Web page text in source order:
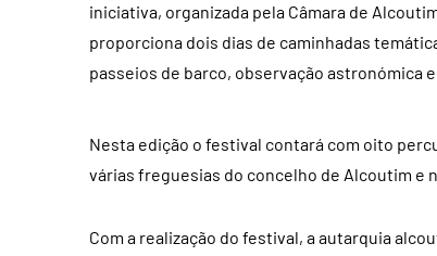
iniciativa, organizada pela Câmara de
proporciona dois dias de caminhadas
passeios de barco, observação astronómica
Nesta edição o festival contará com oito
várias freguesias do concelho de Alcoutim e
Com a realização do festival, a autarquia